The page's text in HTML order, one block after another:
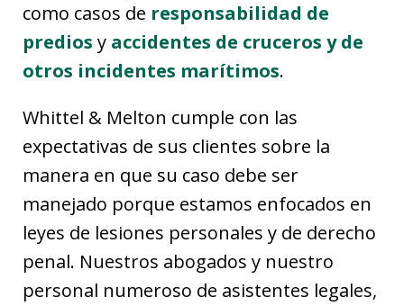
como casos de responsabilidad de
predios y accidentes de cruceros y de
otros incidentes marítimos.
Whittel & Melton cumple con las
expectativas de sus clientes sobre la
manera en que su caso debe ser
manejado porque estamos enfocados en
leyes de lesiones personales y de derecho
penal. Nuestros abogados y nuestro
personal numeroso de asistentes legales,